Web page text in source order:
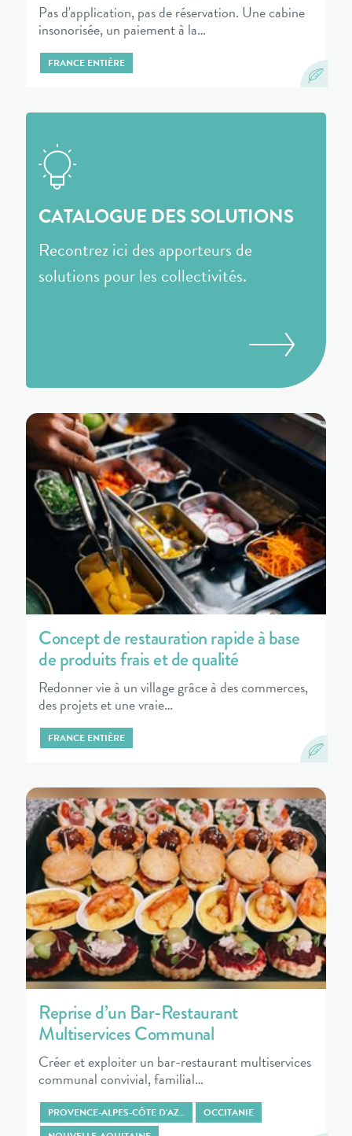
Pas d'application, pas de réservation. Une cabine
insonorisée, un paiement à la…
FRANCE ENTIÈRE
CATALOGUE DES SOLUTIONS
Recontrez ici des apporteurs de
solutions pour les collectivités.
Concept de restauration rapide à base
de produits frais et de qualité
Redonner vie à un village grâce à des commerces,
des projets et une vraie…
FRANCE ENTIÈRE
Reprise d’un Bar-Restaurant
Multiservices Communal
Créer et exploiter un bar-restaurant multiservices
communal convivial, familial…
PROVENCE-ALPES-CÔTE D'AZ…
OCCITANIE